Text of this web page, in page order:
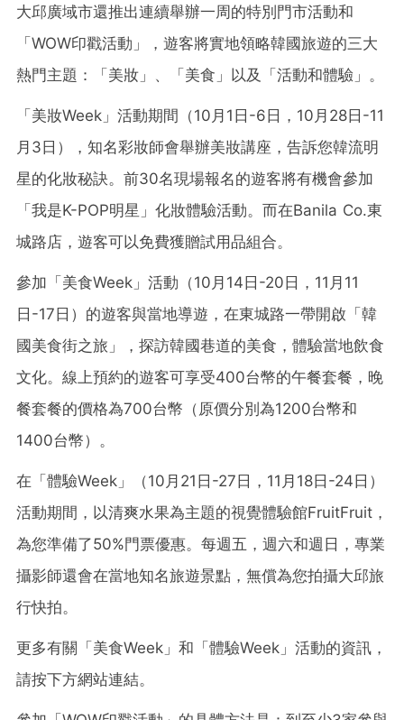
大邱廣域市還推出連續舉辦一周的特別門市活動和
「WOW印戳活動」，遊客將實地領略韓國旅遊的三大
熱門主題：「美妝」、「美食」以及「活動和體驗」。
「美妝Week」活動期間（10月1日-6日，10月28日-11
月3日），知名彩妝師會舉辦美妝講座，告訴您韓流明
星的化妝秘訣。前30名現場報名的遊客將有機會參加
「我是K-POP明星」化妝體驗活動。而在Banila Co.東
城路店，遊客可以免費獲贈試用品組合。
參加「美食Week」活動（10月14日-20日，11月11
日-17日）的遊客與當地導遊，在東城路一帶開啟「韓
國美食街之旅」，探訪韓國巷道的美食，體驗當地飲食
文化。線上預約的遊客可享受400台幣的午餐套餐，晚
餐套餐的價格為700台幣 （原價分別為1200台幣和
1400台幣）。
在「體驗Week」（10月21日-27日，11月18日-24日）
活動期間，以清爽水果為主題的視覺體驗館FruitFruit，
為您準備了50%門票優惠。每週五，週六和週日，專業
攝影師還會在當地知名旅遊景點，無償為您拍攝大邱旅
行快拍。
更多有關「美食Week」和「體驗Week」活動的資訊，
請按下方網站連結。